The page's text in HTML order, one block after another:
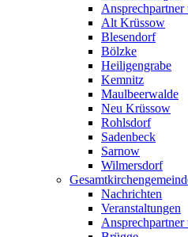
Ansprechpartner
Alt Krüssow
Blesendorf
Bölzke
Heiligengrabe
Kemnitz
Maulbeerwalde
Neu Krüssow
Rohlsdorf
Sadenbeck
Sarnow
Wilmersdorf
Nachrichten
Veranstaltungen
Ansprechpartner